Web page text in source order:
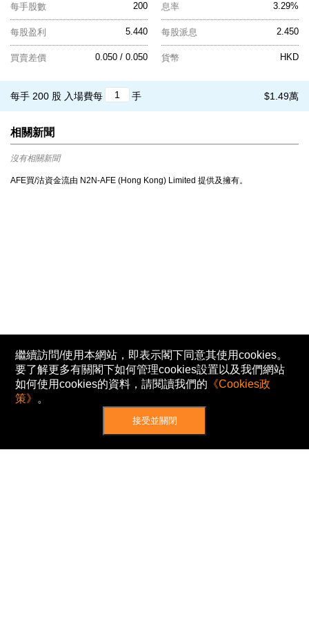
200
每手股數 3.29%
息率
5.440
每股盈利 2.450
每股派息
0.050 / 0.050
買賣差價 HKD
貨幣
$1.49萬
每手 200 股 入場費每 手
相關新聞
沒有相關新聞
AFE買/沽資金流由 N2N-AFE (Hong Kong) Limited 提供及擁有。
繼續訪問/使用本網站，即表示閣下同意其使用cookies。
要了解更多有關閣下如何管理cookies設置以及我們網站
如何使用cookies的資料，請閱讀我們的 《Cookies政
策》 。
接受並關閉